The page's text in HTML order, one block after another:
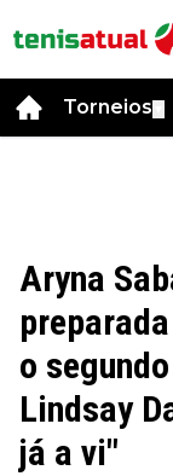
Torneios
Aryna
o
Lindsay
já a vi"